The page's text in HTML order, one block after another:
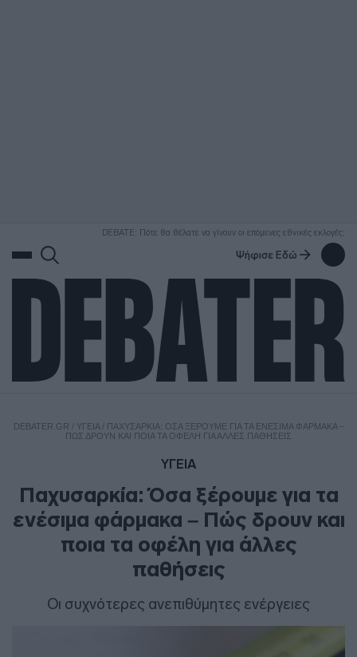
DEBATE: Πότε θα θέλατε να γίνουν οι επόμενες εθνικές εκλογές;
Ψήφισε Εδώ
DEBATER.GR / ΥΓΕΙΑ/ ΠΑΧΥΣΑΡΚΊΑ: ΌΣΑ ΞΈΡΟΥΜΕ ΓΙΑ ΤΑ ΕΝΈΣΙΜΑ ΦΆΡΜΑΚΑ –
ΠΏΣ ΔΡΟΥΝ ΚΑΙ ΠΟΙΑ ΤΑ ΟΦΈΛΗ ΓΙΑ ΆΛΛΕΣ ΠΑΘΉΣΕΙΣ
ΥΓΕΙΑ
Παχυσαρκία: Όσα ξέρουμε για τα
ενέσιμα φάρμακα – Πώς δρουν και
ποια τα οφέλη για άλλες
παθήσεις
Οι συχνότερες ανεπιθύμητες ενέργειες